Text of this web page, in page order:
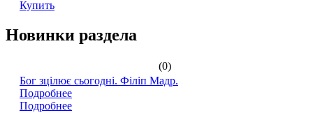
Купить
Новинки раздела
(0)
Бог зцілює сьогодні. Філіп Мадр.
Подробнее
Подробнее